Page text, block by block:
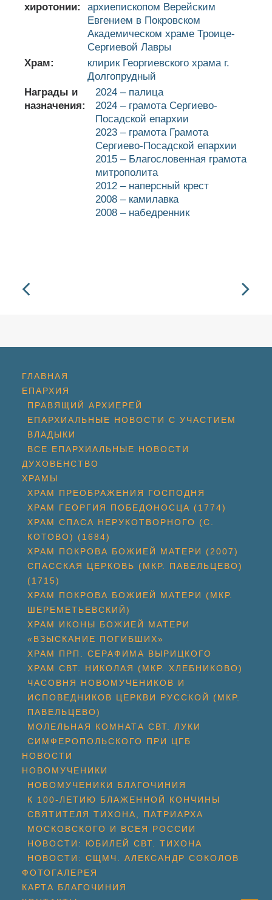
хиротонии:
архиепископом Верейским
Евгением в Покровском
Академическом храме Троице-
Сергиевой Лавры
Храм:
клирик Георгиевского храма г.
Долгопрудный
Награды и
назначения:
2024 – палица
2024 – грамота Сергиево-
Посадской епархии
2023 – грамота Грамота
Сергиево-Посадской епархии
2015 – Благословенная грамота
митрополита
2012 – наперсный крест
2008 – камилавка
2008 – набедренник
ГЛАВНАЯ
ЕПАРХИЯ
ПРАВЯЩИЙ АРХИЕРЕЙ
ЕПАРХИАЛЬНЫЕ НОВОСТИ С УЧАСТИЕМ
ВЛАДЫКИ
ВСЕ ЕПАРХИАЛЬНЫЕ НОВОСТИ
ДУХОВЕНСТВО
ХРАМЫ
ХРАМ ПРЕОБРАЖЕНИЯ ГОСПОДНЯ
ХРАМ ГЕОРГИЯ ПОБЕДОНОСЦА (1774)
ХРАМ СПАСА НЕРУКОТВОРНОГО (С.
КОТОВО) (1684)
ХРАМ ПОКРОВА БОЖИЕЙ МАТЕРИ (2007)
СПАССКАЯ ЦЕРКОВЬ (МКР. ПАВЕЛЬЦЕВО)
(1715)
ХРАМ ПОКРОВА БОЖИЕЙ МАТЕРИ (МКР.
ШЕРЕМЕТЬЕВСКИЙ)
ХРАМ ИКОНЫ БОЖИЕЙ МАТЕРИ
«ВЗЫСКАНИЕ ПОГИБШИХ»
ХРАМ ПРП. СЕРАФИМА ВЫРИЦКОГО
ХРАМ СВТ. НИКОЛАЯ (МКР. ХЛЕБНИКОВО)
ЧАСОВНЯ НОВОМУЧЕНИКОВ И
ИСПОВЕДНИКОВ ЦЕРКВИ РУССКОЙ (МКР.
ПАВЕЛЬЦЕВО)
МОЛЕЛЬНАЯ КОМНАТА СВТ. ЛУКИ
СИМФЕРОПОЛЬСКОГО ПРИ ЦГБ
НОВОСТИ
НОВОМУЧЕНИКИ
НОВОМУЧЕНИКИ БЛАГОЧИНИЯ
К 100-ЛЕТИЮ БЛАЖЕННОЙ КОНЧИНЫ
СВЯТИТЕЛЯ ТИХОНА, ПАТРИАРХА
МОСКОВСКОГО И ВСЕЯ РОССИИ
НОВОСТИ: ЮБИЛЕЙ СВТ. ТИХОНА
НОВОСТИ: СЩМЧ. АЛЕКСАНДР СОКОЛОВ
ФОТОГАЛЕРЕЯ
КАРТА БЛАГОЧИНИЯ